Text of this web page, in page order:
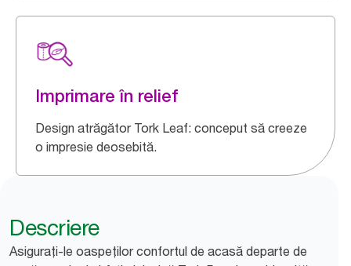
Imprimare în relief
Design atrăgător Tork Leaf: conceput să creeze
o impresie deosebită.
Descriere
Asigurați-le oaspeților confortul de acasă departe de